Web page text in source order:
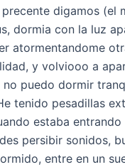
digamos (el
dormia con la luz
atormentandome
y volviooo a
no puedo dormir
tenido pesadillas
estaba
persibir sonidos,
entre en un